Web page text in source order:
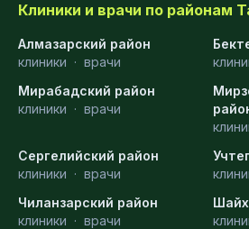
Клиники и врачи по районам
Алмазарский район
клиники · врачи
Мирабадский район
клиники · врачи
Сергелийский район
клиники · врачи
Чиланзарский район
клиники · врачи